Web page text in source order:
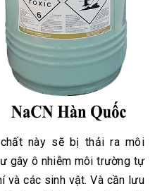
này sẽ bị thải ra môi
gây ô nhiễm môi trường tự
và các sinh vật. Và cần lưu